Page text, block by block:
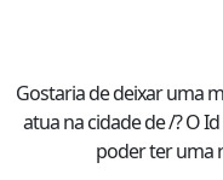
Gostaria de deixar uma
atua na cidade de/? O
poder ter uma